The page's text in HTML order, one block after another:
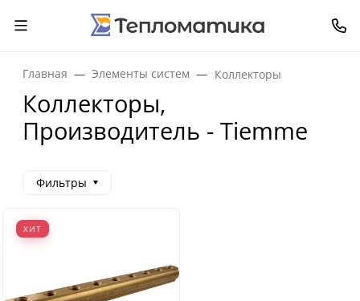
Главная Элементы систем Коллекторы
Коллекторы,
Производитель - Tiemme
Фильтры
ХИТ